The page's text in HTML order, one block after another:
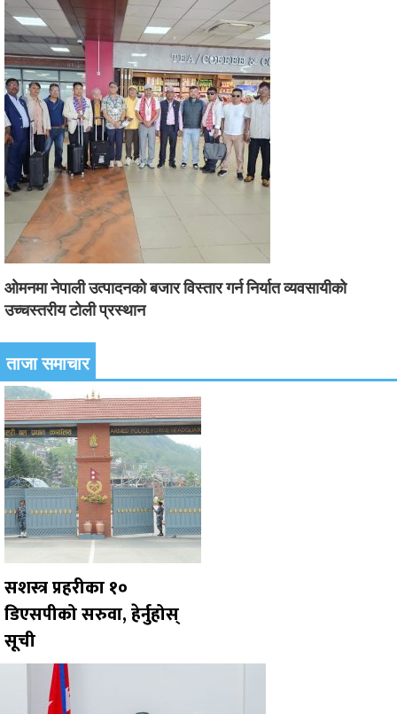
ओमनमा नेपाली उत्पादनको बजार विस्तार गर्न निर्यात व्यवसायीको
उच्चस्तरीय टोली प्रस्थान
ताजा समाचार
सशस्त्र प्रहरीका १०
डिएसपीको सरुवा, हेर्नुहोस्
सूची